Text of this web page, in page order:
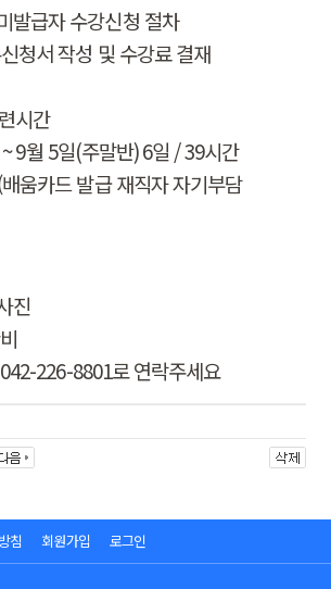
발급자 수강신청 절차
청서 작성 및 수강료 결재
시간
~ 9월 5일(주말반) 6일 / 39시간
움카드 발급 재직자 자기부담
진
042-226-8801로 연락주세요
침 회원가입 로그인